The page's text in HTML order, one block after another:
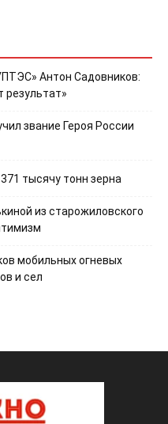
Антон Садовников:
результат»
звание Героя России
тысячу тонн зерна
из старожиловского
мобильных огневых
и сел